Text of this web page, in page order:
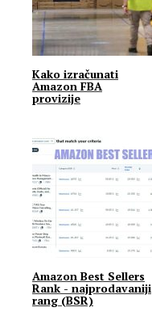
Kako izračunati
Amazon FBA
provizije
Amazon Bеst Sеllеrs
Rаnk - najprodavaniji
rang (BSR)